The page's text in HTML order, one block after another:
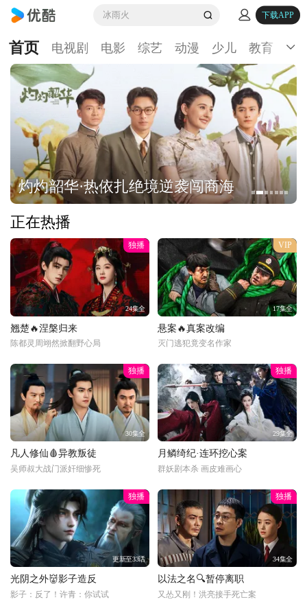
冰雨火 下载APP
首页 电视剧 电影 综艺 动漫 少儿 教育 生
灼灼韶华·热依扎绝境逆袭闯商海
正在热播
独播
24集全
翘楚🔥涅槃归来
陈都灵周翊然掀翻野心局
VIP
17集全
悬案🔥真案改编
灭门逃犯竟变名作家
独播
30集全
凡人修仙🩸异教叛徒
吴师叔大战门派奸细惨死
独播
29集全
月鳞绮纪·连环挖心案
群妖剧本杀 画皮难画心
独播
更新至33话
光阴之外👹影子造反
影子：反了！许青：你试试
独播
34集全
以法之名🔍暂停离职
又怂又刚！洪亮接手死亡案